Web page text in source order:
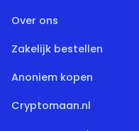
Over ons
Zakelijk bestellen
Anoniem kopen
Cryptomaan.nl